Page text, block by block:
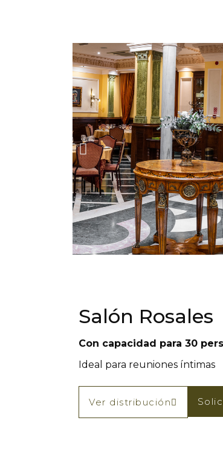
Salón Rosales
Con capacidad para 30
Ideal para reuniones íntimas
Ver distribución